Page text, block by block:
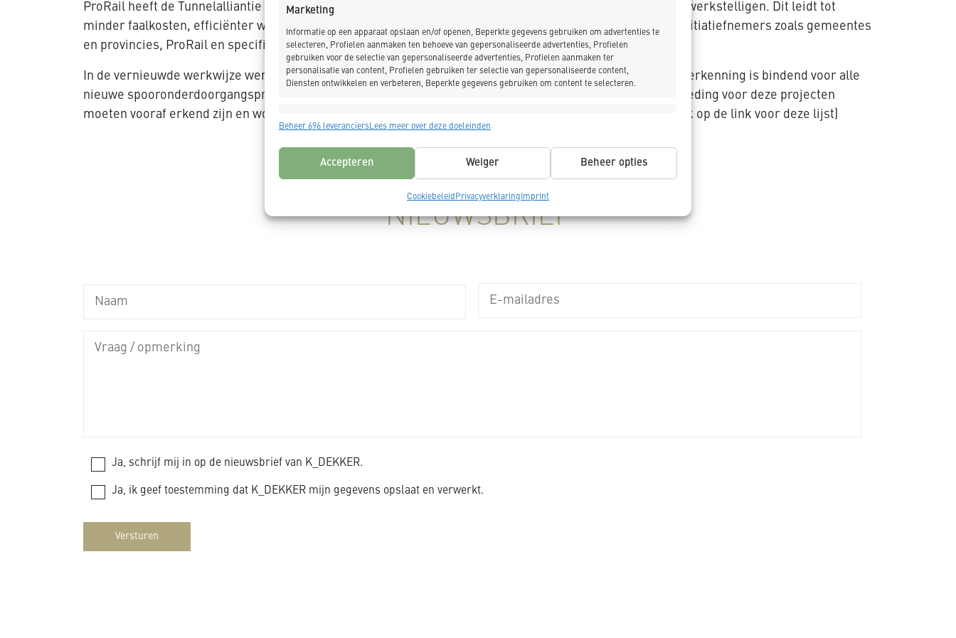
Marketing
Informatie op een apparaat opslaan en/of openen, Beperkte gegevens gebruiken om advertenties te
selecteren, Profielen aanmaken ten behoeve van gepersonaliseerde advertenties, Profielen
gebruiken voor de selectie van gepersonaliseerde advertenties, Profielen aanmaken ter
personalisatie van content, Profielen gebruiken ter selectie van gepersonaliseerde content,
Diensten ontwikkelen en verbeteren, Beperkte gegevens gebruiken om content te selecteren.
Verschillende apparaten linken, Apparaten identificeren op basis van automatisch
verzonden informatie.
Zorg dragen voor beveiliging, fraude voorkomen en detecteren en
fouten opsporen, Advertenties en content leveren en tonen,
Altijd actief
Beheer 696 leveranciersLees meer over deze doeleinden
Accepteren Weiger Beheer opties
Cookiebeleid Privacyverklaring Imprint
ProRail heeft de Tunnelalliantie in het leven geroepen om meer kwaliteit en hogere betrouwbaarheid te bewerkstelligen. Dit leidt tot
minder faalkosten, efficiënter werken en daarmee lagere kosten. Het is een ketensamenwerking tussen initiatiefnemers zoals gemeentes
en provincies, ProRail en specifiek erkende aannemers voor het realiseren van spooronderdoorgangen.
In de vernieuwde werkwijze werkt ProRail met de Programma-erkenning TunnelAlliantie. De Programma-erkenning is bindend voor alle
nieuwe spooronderdoorgangsprojecten vanaf april 2019. Aannemers die deel willen nemen aan de aanbesteding voor deze projecten
moeten vooraf erkend zijn en worden dan vermeld op de “
“. (klik op de link voor deze lijst)
NIEUWSBRIEF
Ja, schrijf mij in op de nieuwsbrief van K_DEKKER.
Ja, ik geef toestemming dat K_DEKKER mijn gegevens opslaat en verwerkt.
Versturen